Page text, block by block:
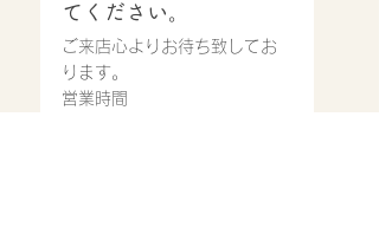
てください。
ご来店心よりお待ち致してお
ります。
営業時間